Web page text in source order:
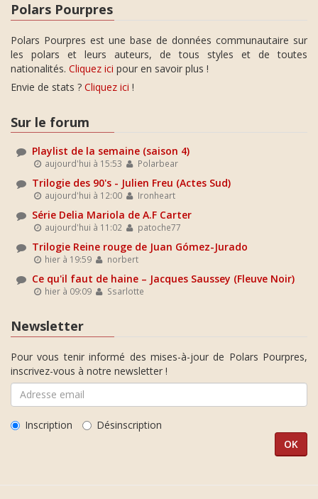
Polars Pourpres
Polars Pourpres est une base de données communautaire sur
les polars et leurs auteurs, de tous styles et de toutes
nationalités. Cliquez ici pour en savoir plus !
Envie de stats ? Cliquez ici !
Sur le forum
Playlist de la semaine (saison 4)
aujourd'hui à 15:53 Polarbear
Trilogie des 90's - Julien Freu (Actes Sud)
aujourd'hui à 12:00 Ironheart
Série Delia Mariola de A.F Carter
aujourd'hui à 11:02 patoche77
Trilogie Reine rouge de Juan Gómez-Jurado
hier à 19:59 norbert
Ce qu'il faut de haine – Jacques Saussey (Fleuve Noir)
hier à 09:09 Ssarlotte
Newsletter
Pour vous tenir informé des mises-à-jour de Polars Pourpres,
inscrivez-vous à notre newsletter !
Inscription Désinscription